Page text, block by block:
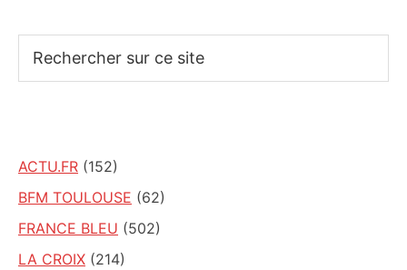
sur
ACTU.FR (152)
BFM TOULOUSE (62)
FRANCE BLEU (502)
LA CROIX (214)